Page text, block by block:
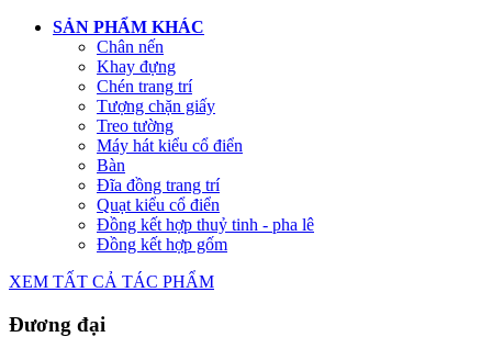
SẢN PHẨM KHÁC
Chân nến
Khay đựng
Chén trang trí
Tượng chặn giấy
Treo tường
Máy hát kiểu cổ điển
Bàn
Đĩa đồng trang trí
Quạt kiểu cổ điển
Đồng kết hợp thuỷ tinh - pha lê
Đồng kết hợp gốm
XEM TẤT CẢ TÁC PHẨM
Đương đại